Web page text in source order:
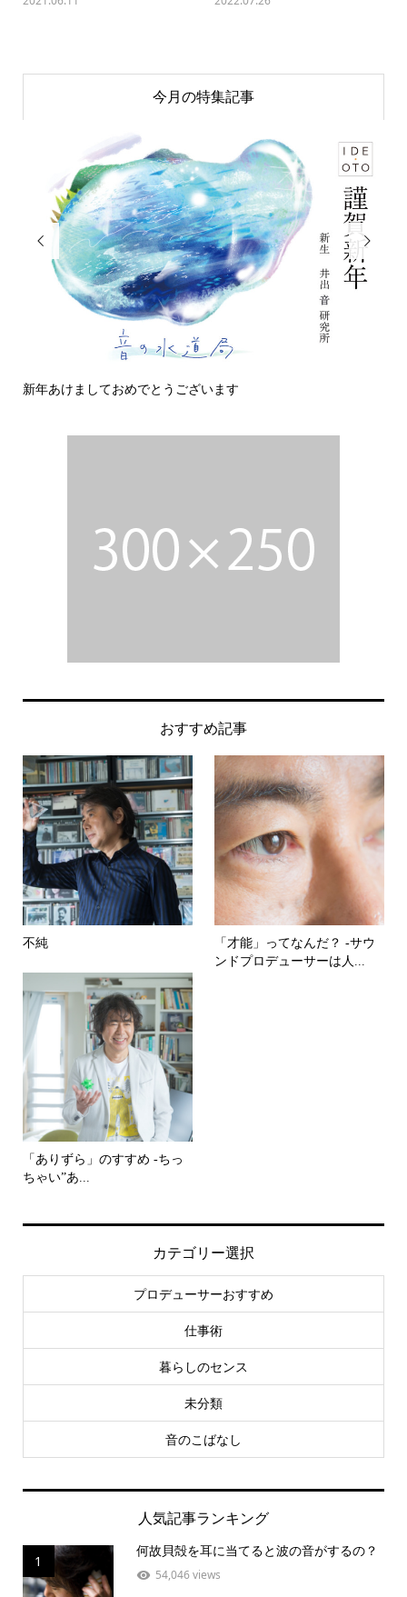
今月の特集記事

新年あけましておめでとうございます

おすすめ記事
不純
「才能」ってなんだ？ -サウ
ンドプロデューサーは人...
「ありずら」のすすめ -ちっ
ちゃい”あ...
カテゴリー選択
プロデューサーおすすめ
仕事術
暮らしのセンス
未分類
音のこばなし
人気記事ランキング
1
何故貝殻を耳に当てると波の音がするの？
54,046 views